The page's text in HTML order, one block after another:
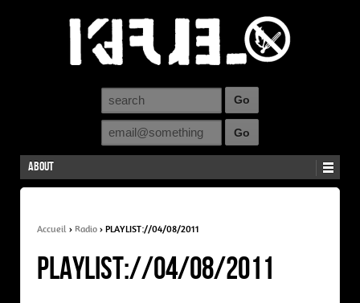
About
Accueil › Radio › PLAYLIST://04/08/2011
PLAYLIST://04/08/2011